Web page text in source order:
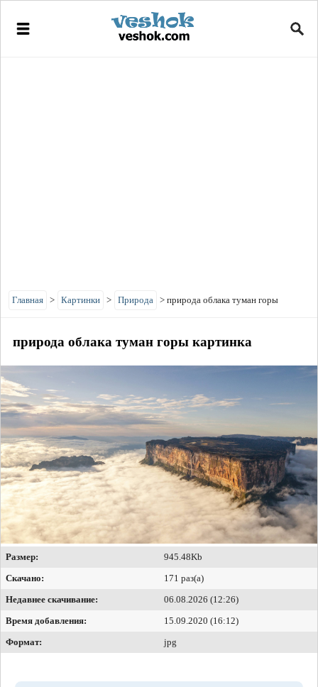
Главная > Картинки > Природа > природа облака туман горы
природа облака туман горы картинка
Размер:
945.48Kb
Скачано:
171 раз(а)
Недавнее скачивание:
06.08.2026 (12:26)
Время добавления:
15.09.2020 (16:12)
Формат:
jpg